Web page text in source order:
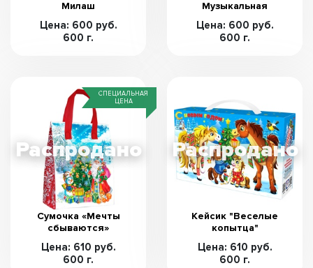
Милаш
Цена: 600 руб.
600 г.
Музыкальная
Цена: 600 руб.
600 г.
СПЕЦИАЛЬНАЯ
ЦЕНА
Сумочка «Мечты
сбываются»
Цена: 610 руб.
600 г.
Кейсик "Веселые
копытца"
Цена: 610 руб.
600 г.